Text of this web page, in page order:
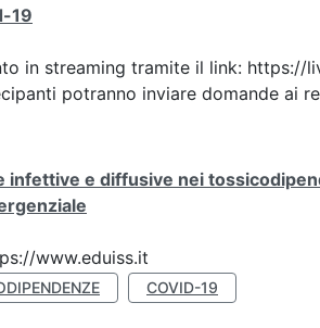
19
in streaming tramite il link: https://
potranno inviare domande ai
infettive e diffusive nei
www.eduiss.it
COVID-19